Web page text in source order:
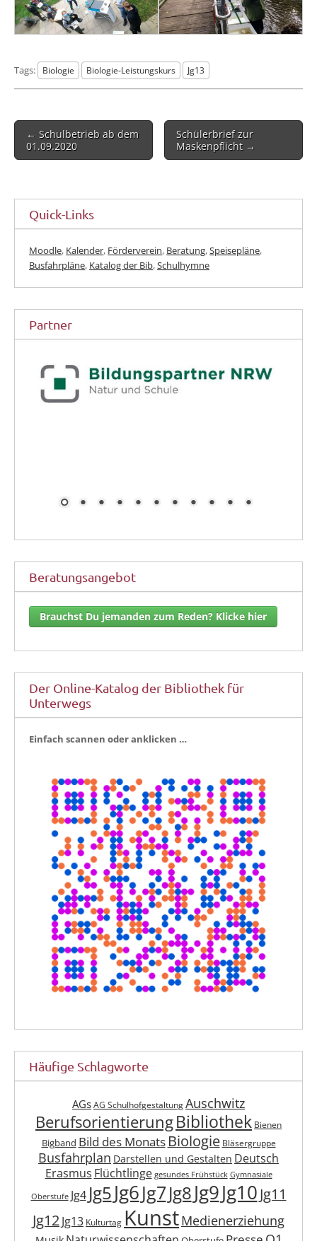
Tags: Biologie Biologie-Leistungskurs Jg13
Post
navigation
← Schulbetrieb ab dem
01.09.2020
Schülerbrief zur
Maskenpflicht →
Quick-Links
Moodle, Kalender, Förderverein, Beratung,Speisepläne,
Busfahrpläne, Katalog der Bib,Schulhymne
Partner
Beratungsangebot
Brauchst Du jemanden zum Reden? Klicke hier
Der Online-Katalog der Bibliothek für
Unterwegs
Ein­fach scan­nen oder anklicken …
Häufige Schlagworte
AGs AG Schulhofgestaltung Auschwitz
BerufsorientierungBibliothek Bienen
Bigband Bild des Monats Biologie Bläsergruppe
Busfahrplan Darstellen und Gestalten Deutsch
Erasmus Flüchtlinge gesundes Frühstück Gymnasiale
Oberstufe Jg4 Jg5Jg6Jg7Jg8Jg9Jg10Jg11
Jg12Jg13 Kulturtag KunstMedienerziehung